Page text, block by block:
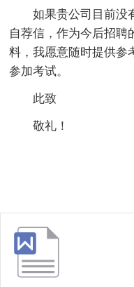
如果贵公司目前没
自荐信，作为今后招聘
料，我愿意随时提供参
参加考试。
此致
敬礼！